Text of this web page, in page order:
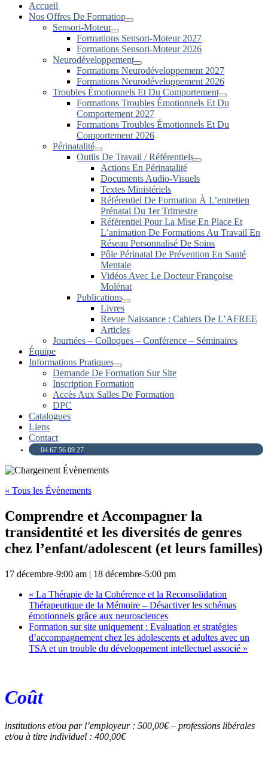
Accueil
Nos Offres De Formation
Sensori-Moteur
Formations Sensori-Moteur 2027
Formations Sensori-Moteur 2026
Neurodéveloppement
Formations Neurodéveloppement 2027
Formations Neurodéveloppement 2026
Troubles Émotionnels Et Du Comportement
Formations Troubles Émotionnels Et Du
Comportement 2027
Formations Troubles Émotionnels Et Du
Comportement 2026
Périnatalité
Outils De Travail / Référentiels
Actions En Périnatalité
Documents Audio-Visuels
Textes Ministériels
Référentiel De Formation À L’entretien
Prénatal Du 1er Trimestre
Référentiel Pour La Mise En Place Et
L’animation De Formations Au Travail En
Réseau Personnalisé De Soins
Pôle Périnatal De Prévention En Santé
Mentale
Vidéos Avec Le Docteur Françoise
Molénat
Publications
Livres
Revue Naissance : Cahiers De L’AFREE
Articles
Journées – Colloques – Conférence – Séminaires
Équipe
Informations Pratiques
Demande De Formation Sur Site
Inscription Formation
Accès Aux Salles De Formation
DPC
Catalogues
Liens
Contact
04 67 56 09 27
« Tous les Évènements
Comprendre et Accompagner la
transidentité et les diversités de genres
chez l’enfant/adolescent (et leurs familles)
17 décembre-9:00 am | 18 décembre-5:00 pm
« La Thérapie de la Cohérence et la Reconsolidation
Thérapeutique de la Mémoire – Désactiver les schémas
émotionnels grâce aux neurosciences
Formation sur site uniquement : Evaluation et stratégies
d’accompagnement chez les adolescents et adultes avec un
TSA et un trouble du développement intellectuel associé »
Coût
institutions et/ou par l’employeur : 500,00€ – professions libérales
et/ou à titre individuel : 400,00€